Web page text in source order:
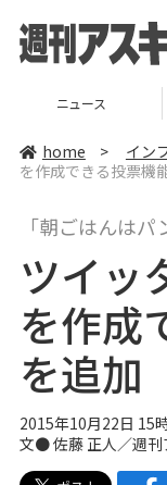
ニュース
home > イン
を作成できる投票機
「朝ごはんは
ツイッ
を作成
を追加
2015年10月22日 15
文●佐藤 正人／週